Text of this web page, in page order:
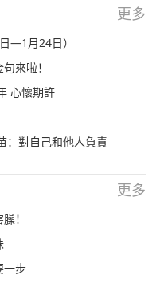
更多
—1月24日）
來啦！
心懷期許
：對自己和他人負責
更多
！
一步